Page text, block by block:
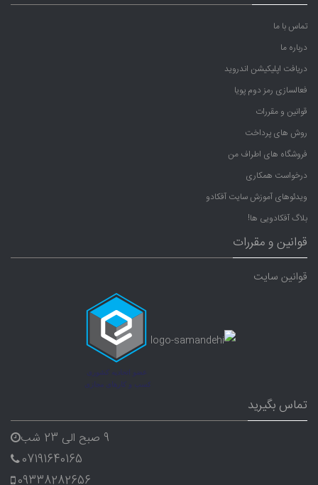
تماس با ما
درباره ما
دریافت اپلیکیشن اندروید
فعالسازی رمز دوم پویا
قوانین و مقررات
روش های پرداخت
فروشگاه های اطراف من
درخواست همکاری
ویدئوهای آموزش سایت آفکادو
بلاگ آفکادویی ها!
قوانین و مقررات
قوانین سایت
تماس بگیرید
9 صبح الی 23 شب
07191640165
09338282656